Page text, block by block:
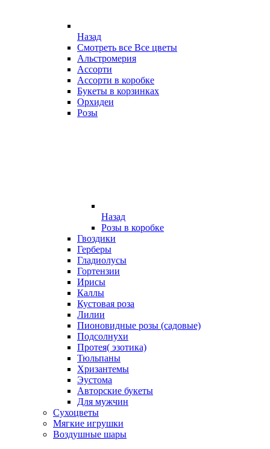
Назад
Смотреть все Все цветы
Альстромерия
Ассорти
Ассорти в коробке
Букеты в корзинках
Орхидеи
Розы
Назад
Розы в коробке
Гвоздики
Герберы
Гладиолусы
Гортензии
Ирисы
Каллы
Кустовая роза
Лилии
Пионовидные розы (садовые)
Подсолнухи
Протея( эзотика)
Тюльпаны
Хризантемы
Эустома
Авторские букеты
Для мужчин
Сухоцветы
Мягкие игрушки
Воздушные шары